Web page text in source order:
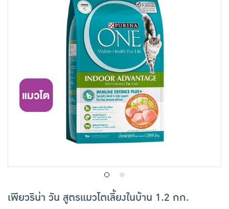
เครื่องปรุงรสและของแห้ง
ขนมขบเคี้ยว และช็อคโกแลต
อาหารสด ผัก ผลไม้และเบเกอรี่
เพียวริน่า วัน สูตรแมวโตเลี้ยงในบ้าน 1.2 กก.